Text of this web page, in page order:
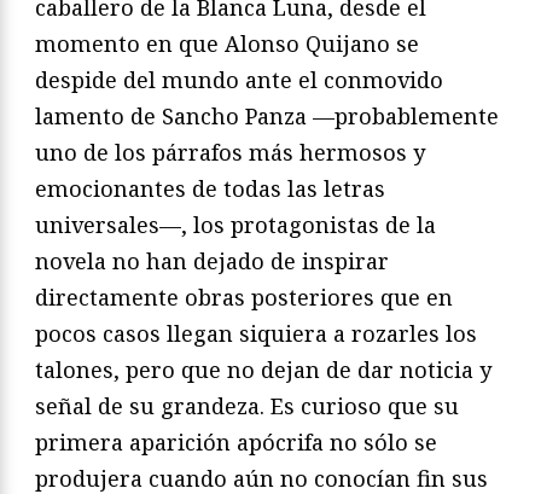
caballero de la Blanca Luna, desde el
momento en que Alonso Quijano se
despide del mundo ante el conmovido
lamento de Sancho Panza —probablemente
uno de los párrafos más hermosos y
emocionantes de todas las letras
universales—, los protagonistas de la
novela no han dejado de inspirar
directamente obras posteriores que en
pocos casos llegan siquiera a rozarles los
talones, pero que no dejan de dar noticia y
señal de su grandeza. Es curioso que su
primera aparición apócrifa no sólo se
produjera cuando aún no conocían fin sus